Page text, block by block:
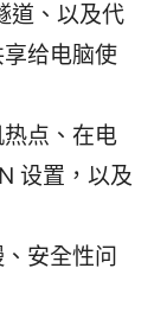
道、以及代
给电脑使
点、在电
设置，以及
安全性问